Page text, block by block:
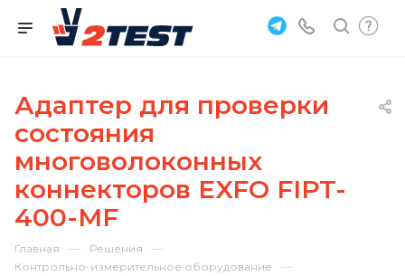
Адаптер для проверки
состояния
многоволоконных
коннекторов EXFO FIPT-
400-MF
Главная — Решения —
Контрольно-измерительное оборудование —